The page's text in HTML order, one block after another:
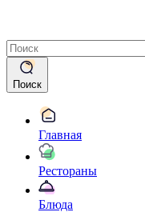
Поиск
Главная
Рестораны
Блюда